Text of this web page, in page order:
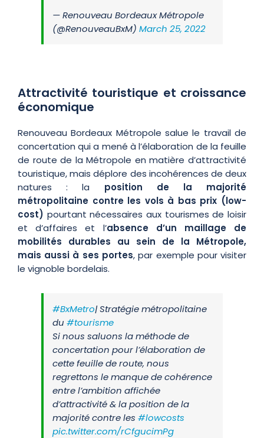
— Renouveau Bordeaux Métropole
(@RenouveauBxM) March 25, 2022
Attractivité touristique et croissance
économique
Renouveau Bordeaux Métropole salue le travail de
concertation qui a mené à l’élaboration de la feuille
de route de la Métropole en matière d’attractivité
touristique, mais déplore des incohérences de deux
natures : la position de la majorité
métropolitaine contre les vols à bas prix (low-
cost) pourtant nécessaires aux tourismes de loisir
et d’affaires et l’absence d’un maillage de
mobilités durables au sein de la Métropole,
mais aussi à ses portes, par exemple pour visiter
le vignoble bordelais.
#BxMetro| Stratégie métropolitaine
du #tourisme
Si nous saluons la méthode de
concertation pour l’élaboration de
cette feuille de route, nous
regrettons le manque de cohérence
entre l’ambition affichée
d’attractivité & la position de la
majorité contre les #lowcosts
pic.twitter.com/rCfgucimPg